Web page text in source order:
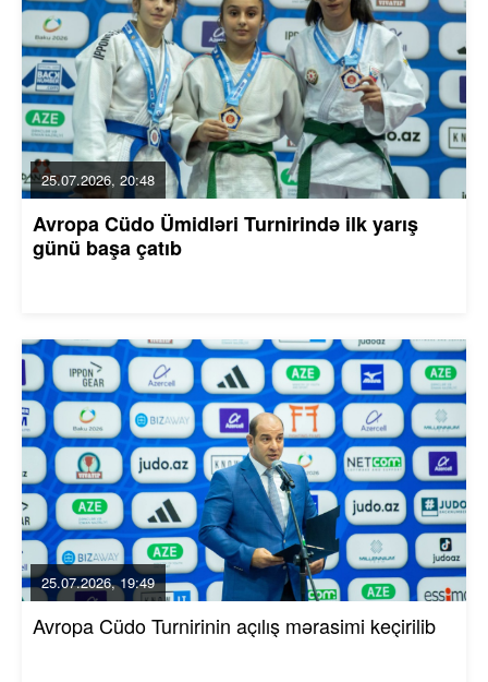
25.07.2026, 20:48
Avropa Cüdo Ümidləri Turnirində ilk yarış
günü başa çatıb
25.07.2026, 19:49
Avropa Cüdo Turnirinin açılış mərasimi keçirilib